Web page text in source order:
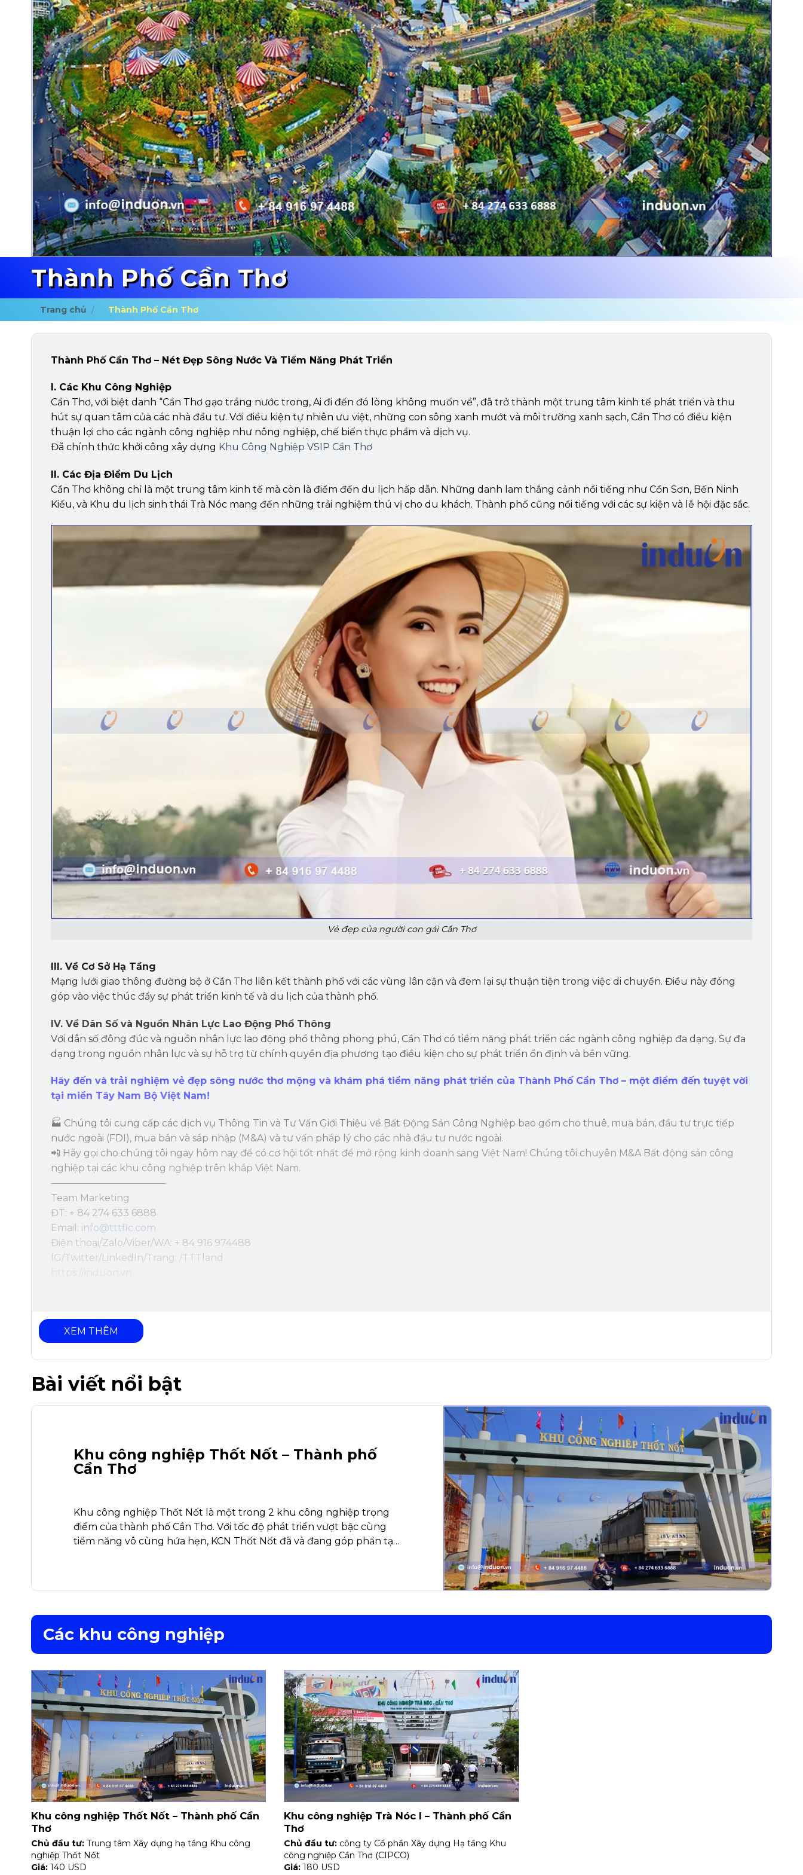
Thành Phố Cần Thơ
Trang chủ / Thành Phố Cần Thơ
Thành Phố Cần Thơ – Nét Đẹp Sông Nước Và Tiềm Năng Phát Triển
I. Các Khu Công Nghiệp
Cần Thơ, với biệt danh “Cần Thơ gạo trắng nước trong, Ai đi đến đó lòng không muốn về”, đã trở thành một trung tâm kinh tế phát triển và thu
hút sự quan tâm của các nhà đầu tư. Với điều kiện tự nhiên ưu việt, những con sông xanh mướt và môi trường xanh sạch, Cần Thơ có điều kiện
thuận lợi cho các ngành công nghiệp như nông nghiệp, chế biến thực phẩm và dịch vụ.
Đã chính thức khởi công xây dựng Khu Công Nghiệp VSIP Cần Thơ
II. Các Địa Điểm Du Lịch
Cần Thơ không chỉ là một trung tâm kinh tế mà còn là điểm đến du lịch hấp dẫn. Những danh lam thắng cảnh nổi tiếng như Cồn Sơn, Bến Ninh
Kiều, và Khu du lịch sinh thái Trà Nóc mang đến những trải nghiệm thú vị cho du khách. Thành phố cũng nổi tiếng với các sự kiện và lễ hội đặc sắc.
Vẻ đẹp của người con gái Cần Thơ
III. Về Cơ Sở Hạ Tầng
Mạng lưới giao thông đường bộ ở Cần Thơ liên kết thành phố với các vùng lân cận và đem lại sự thuận tiện trong việc di chuyển. Điều này đóng
góp vào việc thúc đẩy sự phát triển kinh tế và du lịch của thành phố.
IV. Về Dân Số và Nguồn Nhân Lực Lao Động Phổ Thông
Với dân số đông đúc và nguồn nhân lực lao động phổ thông phong phú, Cần Thơ có tiềm năng phát triển các ngành công nghiệp đa dạng. Sự đa
dạng trong nguồn nhân lực và sự hỗ trợ từ chính quyền địa phương tạo điều kiện cho sự phát triển ổn định và bền vững.
Hãy đến và trải nghiệm vẻ đẹp sông nước thơ mộng và khám phá tiềm năng phát triển của Thành Phố Cần Thơ – một điểm đến tuyệt vời
tại miền Tây Nam Bộ Việt Nam!
🏭 Chúng tôi cung cấp các dịch vụ Thông Tin và Tư Vấn Giới Thiệu về Bất Động Sản Công Nghiệp bao gồm cho thuê, mua bán, đầu tư trực tiếp
nước ngoài (FDI), mua bán và sáp nhập (M&A) và tư vấn pháp lý cho các nhà đầu tư nước ngoài.
📲 Hãy gọi cho chúng tôi ngay hôm nay để có cơ hội tốt nhất để mở rộng kinh doanh sang Việt Nam! Chúng tôi chuyên M&A Bất động sản công
nghiệp tại các khu công nghiệp trên khắp Việt Nam.
————————————
Team Marketing
ĐT: + 84 274 633 6888
Email: info@tttfic.com
Điện thoại/Zalo/Viber/WA: + 84 916 974488
IG/Twitter/LinkedIn/Trang: /TTTland
XEM THÊM
Bài viết nổi bật
Khu công nghiệp Thốt Nốt – Thành phố
Cần Thơ
Khu công nghiệp Thốt Nốt là một trong 2 khu công nghiệp trọng
điểm của thành phố Cần Thơ. Với tốc độ phát triển vượt bậc cùng
tiềm năng vô cùng hứa hẹn, KCN Thốt Nốt đã và đang góp phần tạo
Các khu công nghiệp
Khu công nghiệp Thốt Nốt – Thành phố Cần
Thơ
Chủ đầu tư: Trung tâm Xây dựng hạ tầng Khu công
nghiệp Thốt Nốt
Giá: 140 USD
Khu công nghiệp Trà Nóc I – Thành phố Cần
Thơ
Chủ đầu tư: công ty Cổ phần Xây dựng Hạ tầng Khu
công nghiệp Cần Thơ (CIPCO)
Giá:180 USD